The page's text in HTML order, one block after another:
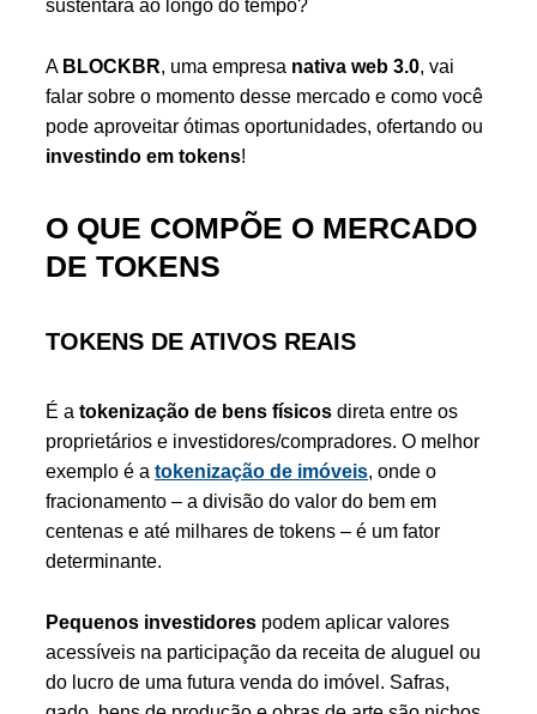
sustentará ao longo do tempo?
A BLOCKBR, uma empresa nativa web 3.0, vai
falar sobre o momento desse mercado e como você
pode aproveitar ótimas oportunidades, ofertando ou
investindo em tokens!
O QUE COMPÕE O MERCADO
DE TOKENS
TOKENS DE ATIVOS REAIS
É a tokenização de bens físicos direta entre os
proprietários e investidores/compradores. O melhor
exemplo é a tokenização de imóveis, onde o
fracionamento – a divisão do valor do bem em
centenas e até milhares de tokens – é um fator
determinante.
Pequenos investidores podem aplicar valores
acessíveis na participação da receita de aluguel ou
do lucro de uma futura venda do imóvel. Safras,